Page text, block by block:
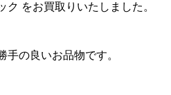
をお買取りいたしました。
手の良いお品物です。